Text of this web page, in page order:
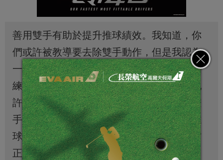
善用雙手有助於提升推球績效。我知道，你
們或許被教導要去除雙手動作，但是我認為
一點也沒有道理。你會走路之前，就已被訓
練用雙手做一些細膩的動作，為何唯獨不允
許雙手協助推球？我稍後會詳述如何運用雙
手動作協助推球，不過我先要提醒大家，推
球的關鍵在於控制桿面。只要能保持桿面方
正，就可以增加進洞機率。